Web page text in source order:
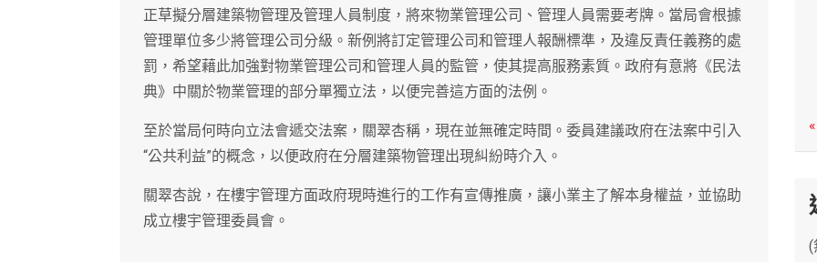
正草擬分層建築物管理及管理人員制度，將來物業管理公司、管理人員需要考牌。當局會根據
管理單位多少將管理公司分級。新例將訂定管理公司和管理人報酬標準，及違反責任義務的處
罰，希望藉此加強對物業管理公司和管理人員的監管，使其提高服務素質。政府有意將《民法
典》中關於物業管理的部分單獨立法，以便完善這方面的法例。
至於當局何時向立法會遞交法案，關翠杏稱，現在並無確定時間。委員建議政府在法案中引入
“公共利益”的概念，以便政府在分層建築物管理出現糾紛時介入。
關翠杏說，在樓宇管理方面政府現時進行的工作有宣傳推廣，讓小業主了解本身權益，並協助
成立樓宇管理委員會。
(